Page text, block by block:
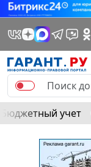
Бюджетный учет